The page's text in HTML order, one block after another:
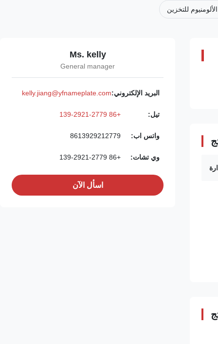
للتخزين
Ms. kelly
General manager
البريد الإلكتروني:kelly.jiang@yfnameplate.com
تيل: +86 139-2921-2779
واتس اب: 8613929212779
وي تشات: +86 139-2921-2779
اسأل الآن